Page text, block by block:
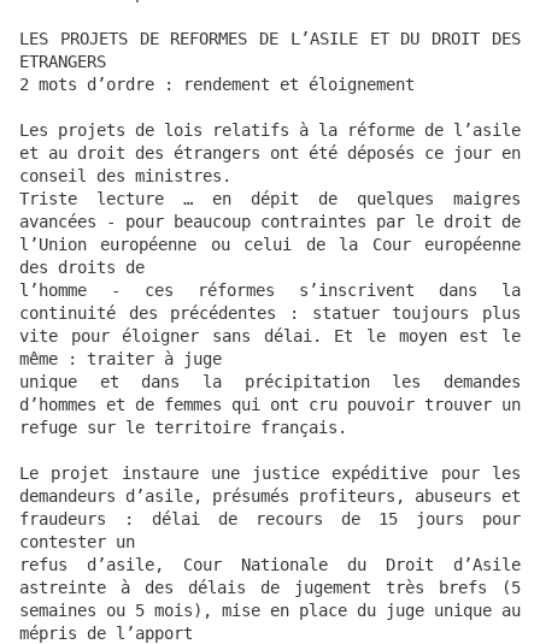
LES PROJETS DE REFORMES DE L’ASILE ET DU DROIT DES
ETRANGERS
2 mots d’ordre : rendement et éloignement
Les projets de lois relatifs à la réforme de l’asile
et au droit des étrangers ont été déposés ce jour en
conseil des ministres.
Triste lecture … en dépit de quelques maigres
avancées - pour beaucoup contraintes par le droit de
l’Union européenne ou celui de la Cour européenne
des droits de
l’homme - ces réformes s’inscrivent dans la
continuité des précédentes : statuer toujours plus
vite pour éloigner sans délai. Et le moyen est le
même : traiter à juge
unique et dans la précipitation les demandes
d’hommes et de femmes qui ont cru pouvoir trouver un
refuge sur le territoire français.
Le projet instaure une justice expéditive pour les
demandeurs d’asile, présumés profiteurs, abuseurs et
fraudeurs : délai de recours de 15 jours pour
contester un
refus d’asile, Cour Nationale du Droit d’Asile
astreinte à des délais de jugement très brefs (5
semaines ou 5 mois), mise en place du juge unique au
mépris de l’apport